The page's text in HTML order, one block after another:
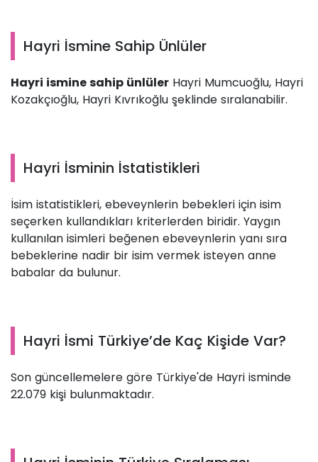
Hayri İsmine Sahip Ünlüler
Hayri ismine sahip ünlüler Hayri Mumcuoğlu, Hayri
Kozakçıoğlu, Hayri Kıvrıkoğlu şeklinde sıralanabilir.
Hayri İsminin İstatistikleri
İsim istatistikleri, ebeveynlerin bebekleri için isim
seçerken kullandıkları kriterlerden biridir. Yaygın
kullanılan isimleri beğenen ebeveynlerin yanı sıra
bebeklerine nadir bir isim vermek isteyen anne
babalar da bulunur.
Hayri İsmi Türkiye’de Kaç Kişide Var?
Son güncellemelere göre Türkiye'de Hayri isminde
22.079 kişi bulunmaktadır.